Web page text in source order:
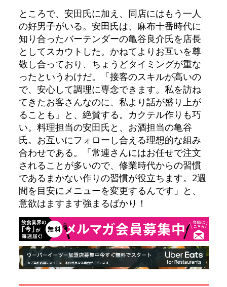
ところで、安田氏に加え、同店にはもう一人
の好男子がいる。安田氏は、麻布十番時代に
知り合ったバーテンダーの亀谷良介氏を店長
としてスカウトした。かねてよりお互いを尊
敬し合っており、ちょうどタイミングが重な
ったというわけだ。「接客のスキルが高いの
で、安心して調理に専念できます。私を訪ね
てきたお客さんなのに、私より話が盛り上が
ることも」と、絶賛する。カクテル作りも巧
い。料理担当の安田氏と、お酒担当の亀谷
氏。お互いにフォローし合える理想的な組み
合わせである。「常連さんにはお任せで注文
されることが多いので、修業時代からの習慣
であるまかない作りの習慣が役立ちます。2週
間を目安にメニューを変更するんです」と、
意欲はますます強まるばかり！